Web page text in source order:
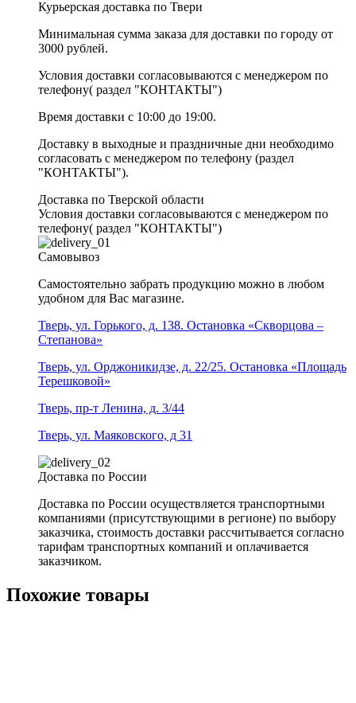
Курьерская доставка по Твери
Минимальная сумма заказа для доставки по городу от
3000 рублей.
Условия доставки согласовываются с менеджером по
телефону( раздел "КОНТАКТЫ")
Время доставки с 10:00 до 19:00.
Доставку в выходные и праздничные дни необходимо
согласовать с менеджером по телефону (раздел
"КОНТАКТЫ").
Доставка по Тверской области
Условия доставки согласовываются с менеджером по
телефону( раздел "КОНТАКТЫ")
Самовывоз
Самостоятельно забрать продукцию можно в любом
удобном для Вас магазине.
Тверь, ул. Горького, д. 138. Остановка «Скворцова –
Степанова»
Тверь, ул. Орджоникидзе, д. 22/25. Остановка «Площадь
Терешковой»
Тверь, пр-т Ленина, д. 3/44
Тверь, ул. Маяковского, д 31
Доставка по России
Доставка по России осуществляется транспортными
компаниями (присутствующими в регионе) по выбору
заказчика, стоимость доставки рассчитывается согласно
тарифам транспортных компаний и оплачивается
заказчиком.
Похожие товары